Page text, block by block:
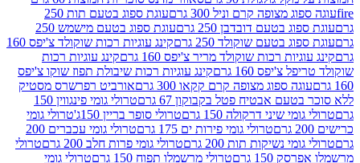
מצופה קרם וניל 300 גרם
עוגת ספוג בטעם תות 250
בטעם דובדבן 250 גרם
עוגת ספוג בטעם מישמש 250
בטעם שוקולד 250 גרם
קינג עוגיות רכות שוקולד צ'יפס 160
רכות שוקולד מריר צ'יפס 160 גרם
קינג עוגיות רכות
160 גרם
קינג עוגיות רכות שיבולת תפוז שוקו צ'יפס
ספוג מצופה קרם קקאו 300 גרם
אורביט רפרשרס מסטיק
אבטיח פטל בקבוקון 67 גרם
טרולי גומי פינגווין 150
שיני דרקולה 150 גרם
טרולי סופר בריין 150ג'
טרולי גומי
טרולי גומי פירות ים 175 גרם
טרולי גומי עכברים 200
נשיקות תות 200 גרם
טרולי גומי פרות חלב 200 גרם
טרולי
גרם
טרולי מרשמלו תפוח 150 גרם
טרולי גומי